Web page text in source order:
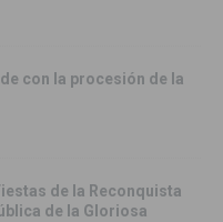
con la procesión de la
de la Reconquista
de la Gloriosa